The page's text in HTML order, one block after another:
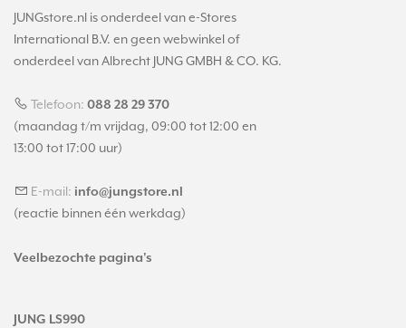
JUNGstore.nl is onderdeel van e-Stores
International B.V. en geen webwinkel of
onderdeel van Albrecht JUNG GMBH & CO. KG.
Telefoon: 088 28 29 370
(maandag t/m vrijdag, 09:00 tot 12:00 en
13:00 tot 17:00 uur)
E-mail: info@jungstore.nl
(reactie binnen één werkdag)
Veelbezochte pagina's
JUNG LS990